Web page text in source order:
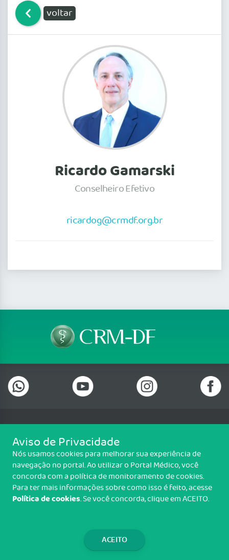
voltar
Ricardo Gamarski
Conselheiro Efetivo
ricardog@crmdf.org.br
Telefone: (61) 3322 0001
Setor de Indústrias Gráficas (SIG), Quadra 01 Lote 985 2º Andar, Sala
202, Centro Empresarial Parque Brasília, Brasília/DF - CEP: 70.610-410
Copyright CRM-DF. Todos os direitos reservados.
TRANSPARÊNCIA E PRESTAÇÃO DE
Aviso de Privacidade
Nós usamos cookies para melhorar sua experiência de
navegação no portal. Ao utilizar o Portal Médico, você
concorda com a política de monitoramento de cookies.
Para ter mais informações sobre como isso é feito, acesse
Política de cookies. Se você concorda, clique em ACEITO.
ACEITO